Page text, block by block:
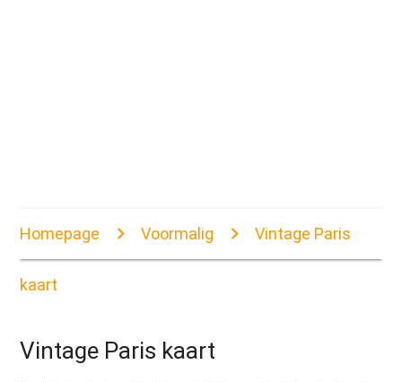
Homepage Voormalig Vintage Paris
kaart
Vintage Paris kaart